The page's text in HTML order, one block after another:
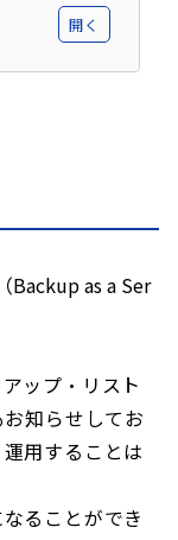
開く
Backup as a Ser
ップ・リスト
知らせしてお
用することは
ることができ